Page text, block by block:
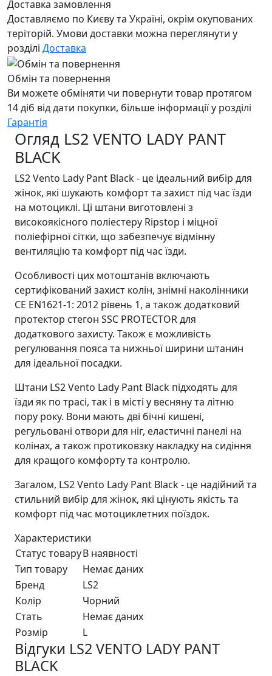
Доставка замовлення
Доставляємо по Києву та Україні, окрім окупованих
теріторій. Умови доставки можна переглянути у
розділі Доставка
Обмін та повернення
Ви можете обміняти чи повернути товар протягом
14 діб від дати покупки, більше інформації у розділі
Гарантія
Огляд LS2 VENTO LADY PANT
BLACK
LS2 Vento Lady Pant Black - це ідеальний вибір для
жінок, які шукають комфорт та захист під час їзди
на мотоциклі. Ці штани виготовлені з
високоякісного поліестеру Ripstop і міцної
поліефірної сітки, що забезпечує відмінну
вентиляцію та комфорт під час їзди.
Особливості цих мотоштанів включають
сертифікований захист колін, знімні наколінники
CE EN1621-1: 2012 рівень 1, а також додатковий
протектор стегон SSC PROTECTOR для
додаткового захисту. Також є можливість
регулювання пояса та нижньої ширини штанин
для ідеальної посадки.
Штани LS2 Vento Lady Pant Black підходять для
їзди як по трасі, так і в місті у весняну та літню
пору року. Вони мають дві бічні кишені,
регульовані отвори для ніг, еластичні панелі на
колінах, а також протиковзку накладку на сидіння
для кращого комфорту та контролю.
Загалом, LS2 Vento Lady Pant Black - це надійний та
стильний вибір для жінок, які цінують якість та
комфорт під час мотоциклетних поїздок.
Характеристики
Статус товаруВ наявності
Тип товару
Немає даних
Бренд
LS2
Колір
Чорний
Стать
Немає даних
Розмір
L
Відгуки LS2 VENTO LADY PANT
BLACK